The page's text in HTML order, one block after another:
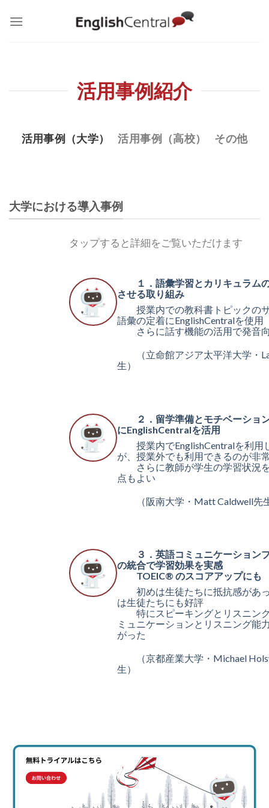
活用事例紹介
活用事例（大学） 活用事例（高校） その他
大学における導入事例
タップすると詳細をご覧いただけます
１．語彙学習とカリキュラム
させる取り組み
授業内での教科書トピックの
語彙の定着にEnglishCentralを使用
さらに話す機能の活用で発音
（立命館アジア太平洋大学・
生）
２．留学準備とモチベーショ
にEnglishCentralを活用
授業内でEnglishCentralを利用
が、授業外でも利用できるのが非
さらに教師が学生の学習状況
点もよい
（阪南大学・Matt Caldwell先
３．英語コミュニケーション
の統合で学習効果を実感
TOEIC® のスコアアップにも
初めは生徒たちに抵抗感があ
は生徒たちにも好評
特にスピーキングとリスニン
ミュニケーションとリスニング能
がった
（京都産業大学・Michael
生）